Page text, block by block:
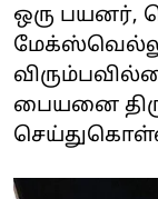
ஒரு பயனர்,
பையனை